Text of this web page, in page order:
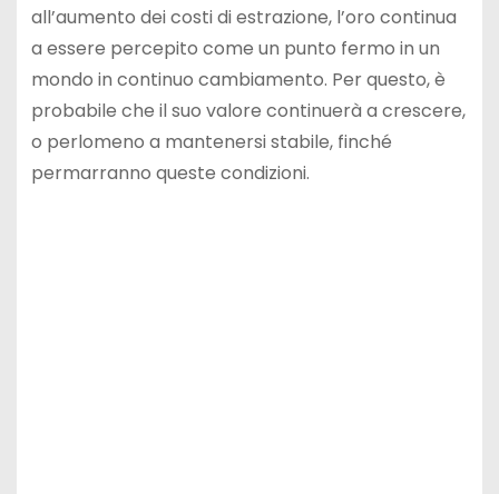
all’aumento dei costi di estrazione, l’oro continua
a essere percepito come un punto fermo in un
mondo in continuo cambiamento. Per questo, è
probabile che il suo valore continuerà a crescere,
o perlomeno a mantenersi stabile, finché
permarranno queste condizioni.